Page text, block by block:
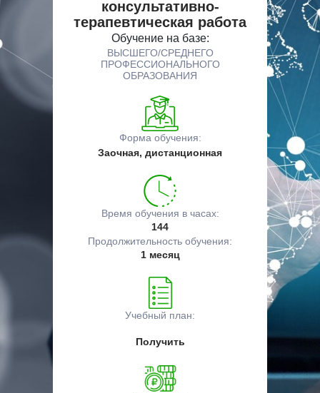
консультативно-
терапевтическая работа
Обучение на базе:
ВЫСШЕГО/СРЕДНЕГО
ПРОФЕССИОНАЛЬНОГО
ОБРАЗОВАНИЯ
Форма обучения:
Заочная, дистанционная
Время обучения в часах:
144
Продолжительность обучения:
1 месяц
Учебный план:
Получить